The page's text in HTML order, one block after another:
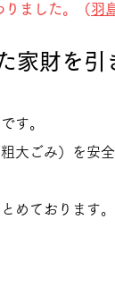
ました。 （羽
家財を引
す。
大ごみ）を安全
めております。